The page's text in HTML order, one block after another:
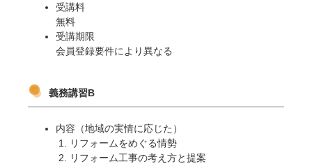
受講料
無料
受講期限
会員登録要件により異なる
義務講習B
内容（地域の実情に応じた）
リフォームをめぐる情勢
リフォーム工事の考え方と提案